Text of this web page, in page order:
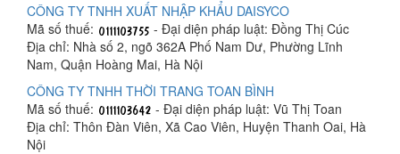
CÔNG TY TNHH XUẤT NHẬP KHẨU DAISYCO
Mã số thuế:
- Đại diện pháp luật: Đồng Thị Cúc
Địa chỉ: Nhà số 2, ngõ 362A Phố Nam Dư, Phường Lĩnh
Nam, Quận Hoàng Mai, Hà Nội
CÔNG TY TNHH THỜI TRANG TOAN BÌNH
Mã số thuế:
- Đại diện pháp luật: Vũ Thị Toan
Địa chỉ: Thôn Đàn Viên, Xã Cao Viên, Huyện Thanh Oai, Hà
Nội